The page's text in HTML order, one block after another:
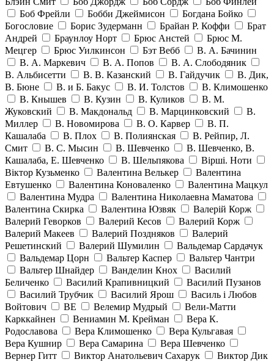
Боб Фрейли
Бобби Джеймисон
Богдана Бойко
Богословие
Борис Зудерманн Брайан Р. Коффи
Брат
Андрей
Браунлоу Норт Брюс Анстей
Брюс М.
Мецгер
Брюс Уилкинсон Бэт Вебб
В. А. Бачинин
В. А. Маркевич
В. А. Попов
В. А. Слободяник
В. Альбисетти
В. В. Казанский В. Гайдучик
В. Дик,
В. Бюне
В. и Б. Бакус В. И. Толстов
В. Климошенко
В. Кнышев
В. Кузин В. Куликов
В. М.
Жуковский
В. Макдональд В. Марцинковский
В.
Миллер
В. Новомирова В. О. Карвер
В. П.
Кашалаба
В. Плох В. Полиянская
В. Рейпир, Л.
Смит
В. С. Мысин В. Шевченко
В. Шевченко, В.
Кашалаба, Е. Шевченко
В. Шельпякова
Вiршi. Ноти
Віктор Кузьменко
Валентина Велькер
Валентина
Евтушенко
Валентина Коноваленко
Валентина Мацкул
Валентина Мудра
Валентина Николаевна Маматова
Валентина Скирка
Валентина Юзвяк
Валерій Корж
Валерий Геворков
Валерий Кесов
Валерий Корж
Валерий Макеев
Валерий Поздняков
Валерий
Решетинский
Валерий Шумилин
Вальдемар Сардачук
Вальдемар Цорн
Вальтер Каспер
Вальтер Чантри
Вальтер Шнайдер
Ванделин Кнох
Василий
Беличенко
Василий Крапивницкий
Василий Пузанов
Василий Трубчик
Василий Ярош
Василь і Любов
Войтович
ВЕ Велемир Мудрый
Вели-Матти
Карккайнен
Вениамин М. Крейман
Вера К.
Родославова
Вера Климошенко
Вера Кульгавая
Вера Кушнир
Вера Самарина
Вера Шевченко
Вернер Гитт
Виктор Анатольевич Сахарук
Виктор Дик